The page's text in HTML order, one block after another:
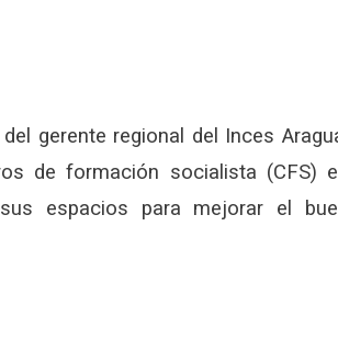
gerente regional del Inces
de formación socialista (CFS)
espacios para mejorar el